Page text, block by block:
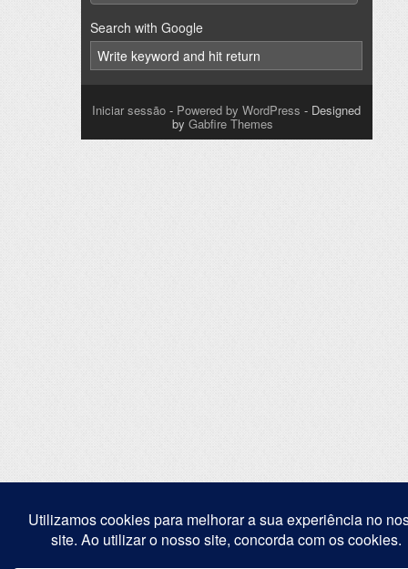
Search with Google
Iniciar sessão - Powered by WordPress - Designed
by Gabfire Themes